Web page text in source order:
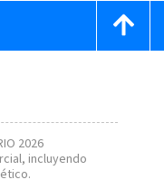
2026
incluyendo